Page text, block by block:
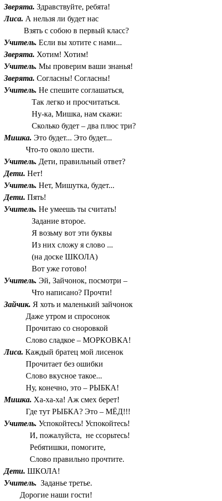
Зверята. Здравствуйте, ребята!
Лиса. А нельзя ли будет нас
Взять с собою в первый класс?
Учитель. Если вы хотите с нами...
Зверята. Хотим! Хотим!
Учитель. Мы проверим ваши знанья!
Зверята. Согласны! Согласны!
Учитель. Не спешите соглашаться,
Так легко и просчитаться.
Ну-ка, Мишка, нам скажи:
Сколько будет – два плюс три?
Мишка. Это будет... Это будет...
Что-то около шести.
Учитель. Дети, правильный ответ?
Дети. Нет!
Учитель. Нет, Мишутка, будет...
Дети. Пять!
Учитель. Не умеешь ты считать!
Задание второе.
Я возьму вот эти буквы
Из них сложу я слово ...
(на доске ШКОЛА)
Вот уже готово!
Учитель. Эй, Зайчонок, посмотри –
Что написано? Прочти!
Зайчик. Я хоть и маленький зайчонок
Даже утром и спросонок
Прочитаю со сноровкой
Слово сладкое – МОРКОВКА!
Лиса. Каждый братец мой лисенок
Прочитает без ошибки
Слово вкусное такое...
Ну, конечно, это – РЫБКА!
Мишка. Ха-ха-ха! Аж смех берет!
Где тут РЫБКА? Это – МЁД!!!
Учитель. Успокойтесь! Успокойтесь!
И, пожалуйста, не ссорьтесь!
Ребятишки, помогите,
Слово правильно прочтите.
Дети. ШКОЛА!
Учитель. Заданье третье.
Дорогие наши гости!